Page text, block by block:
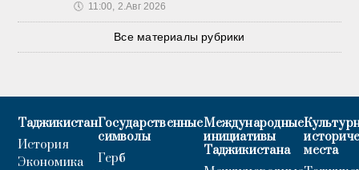
🕔 11:00, 2.Авг 2026
Все материалы рубрики
Таджикистан
История
Экономика
Государственные
символы
Герб
Международные
инициативы
Таджикистана
места